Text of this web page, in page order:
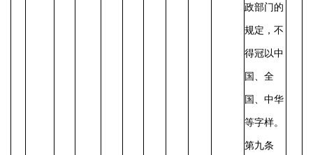
政部门的
规定，不
得冠以中
国、全
国、中华
等字样。
第九条